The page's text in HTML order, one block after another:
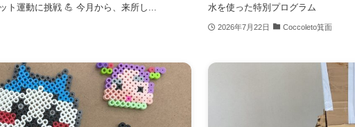
ト運動に挑戦 💪 今月から、来所し... 水を使った特別プログラム
2026年7月22日 Coccoleto箕面